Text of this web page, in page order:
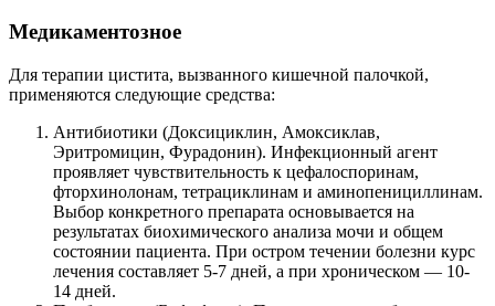
Медикаментозное
Для терапии цистита, вызванного кишечной палочкой,
применяются следующие средства:
Антибиотики (Доксициклин, Амоксиклав,
Эритромицин, Фурадонин). Инфекционный агент
проявляет чувствительность к цефалоспоринам,
фторхинолонам, тетрациклинам и аминопенициллинам.
Выбор конкретного препарата основывается на
результатах биохимического анализа мочи и общем
состоянии пациента. При остром течении болезни курс
лечения составляет 5-7 дней, а при хроническом — 10-
14 дней.